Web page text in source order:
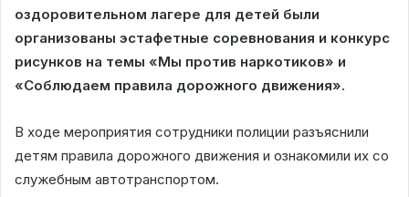
оздоровительном лагере для детей были
организованы эстафетные соревнования и конкурс
рисунков на темы «Мы против наркотиков» и
«Соблюдаем правила дорожного движения».
В ходе мероприятия сотрудники полиции разъяснили
детям правила дорожного движения и ознакомили их со
служебным автотранспортом.